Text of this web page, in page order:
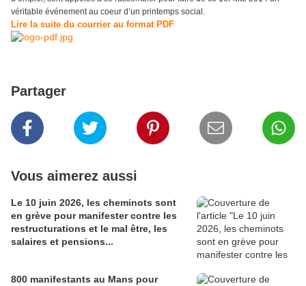
véritable événement au coeur d’un printemps social.
Lire la suite du courrier au format PDF
Partager
Vous aimerez aussi
Le 10 juin 2026, les cheminots sont
en grève pour manifester contre les
restructurations et le mal être, les
salaires et pensions...
800 manifestants au Mans pour